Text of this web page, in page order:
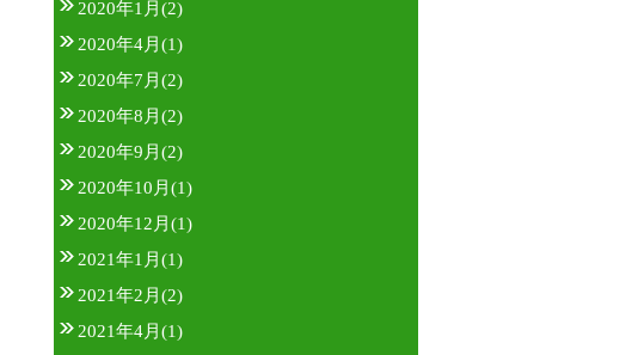
2020年1月(2)
2020年4月(1)
2020年7月(2)
2020年8月(2)
2020年9月(2)
2020年10月(1)
2020年12月(1)
2021年1月(1)
2021年2月(2)
2021年4月(1)